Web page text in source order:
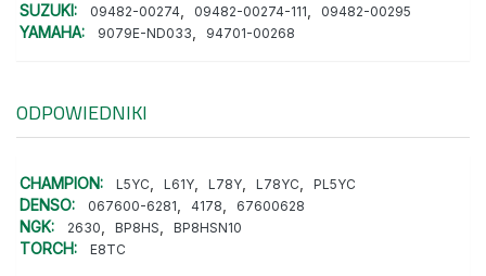
SUZUKI: 09482-00274 09482-00274-111 09482-00295
YAMAHA: 9079E-ND033 94701-00268
ODPOWIEDNIKI
CHAMPION: L5YC L61Y L78Y L78YC PL5YC
DENSO: 067600-6281 4178 67600628
NGK: 2630 BP8HS BP8HSN10
TORCH: E8TC